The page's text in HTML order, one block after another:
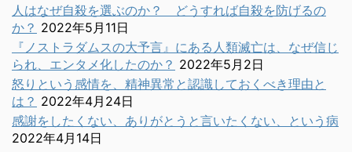
人はなぜ自殺を選ぶのか？ どうすれば自殺を防げるの
か？ 2022年5月11日
『ノストラダムスの大予言』にある人類滅亡は、なぜ信じ
られ、エンタメ化したのか？ 2022年5月2日
怒りという感情を、精神異常と認識しておくべき理由と
は？ 2022年4月24日
感謝をしたくない、ありがとうと言いたくない、という病
2022年4月14日